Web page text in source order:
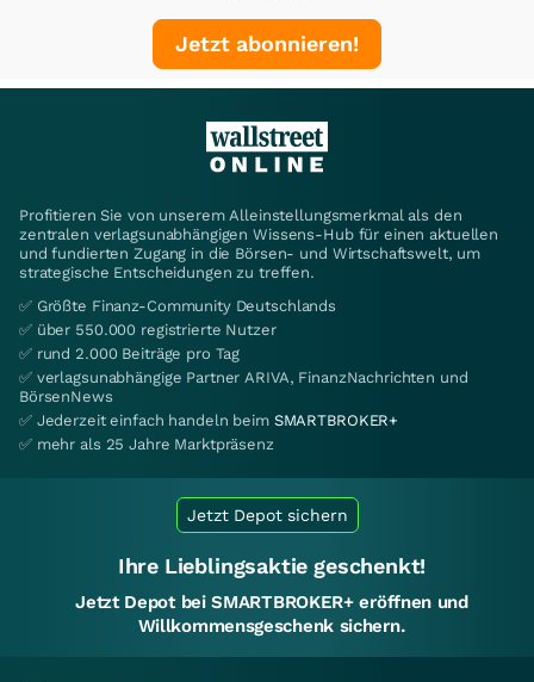
Jetzt abonnieren!
Profitieren Sie von unserem Alleinstellungsmerkmal als den
zentralen verlagsunabhängigen Wissens-Hub für einen aktuellen
und fundierten Zugang in die Börsen- und Wirtschaftswelt, um
strategische Entscheidungen zu treffen.
✅ Größte Finanz-Community Deutschlands
✅ über 550.000 registrierte Nutzer
✅ rund 2.000 Beiträge pro Tag
✅ verlagsunabhängige Partner ARIVA, FinanzNachrichten und
BörsenNews
✅ Jederzeit einfach handeln beim SMARTBROKER+
✅ mehr als 25 Jahre Marktpräsenz
Jetzt Depot sichern
Ihre Lieblingsaktie geschenkt!
Jetzt Depot bei SMARTBROKER+ eröffnen und
Willkommensgeschenk sichern.